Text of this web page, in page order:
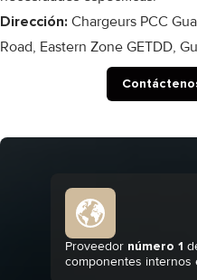
Dirección: Chargeurs PCC
Road, Eastern Zone GETDD,
Proveedor número 1
componentes internos